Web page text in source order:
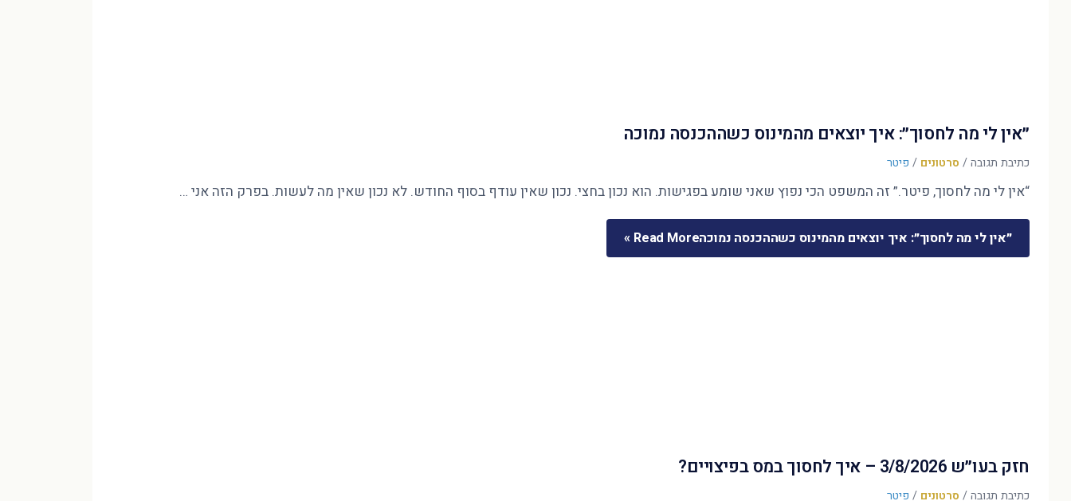
״אין לי מה לחסוך״: איך יוצאים מהמינוס כשההכנסה נמוכה
כתיבת תגובה/ סרטונים / פיטר
“אין לי מה לחסוך, פיטר.” זה המשפט הכי נפוץ שאני שומע בפגישות. הוא נכון בחצי. נכון שאין עודף בסוף החודש. לא נכון שאין מה לעשות. בפרק הזה אני …
״אין לי מה לחסוך״: איך יוצאים מהמינוס כשההכנסה נמוכהRead More »
חזק בעו״ש 3/8/2026 – איך לחסוך במס בפיצויים?
כתיבת תגובה/ סרטונים / פיטר